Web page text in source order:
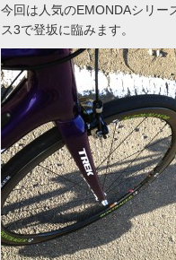
今回は人気のEMONDAシリー
ス3で登坂に臨みます。